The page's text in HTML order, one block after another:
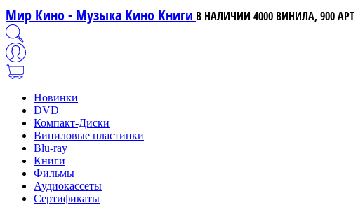
Мир Кино - Музыка Кино Книги В НАЛИЧИИ 4000 ВИНИЛА, 900
Новинки
DVD
Компакт-Диски
Виниловые пластинки
Blu-ray
Книги
Фильмы
Аудиокассеты
Сертификаты